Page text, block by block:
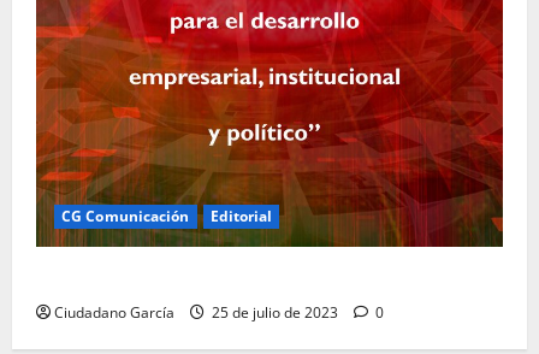
CG Comunicación Editorial
Ciudadano García 25 de julio de 2023 0